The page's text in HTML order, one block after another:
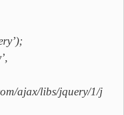
ajax/libs/jquery/1/j